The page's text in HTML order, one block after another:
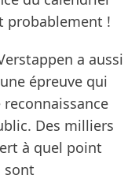
probablement !
a aussi
épreuve qui
Des milliers
à quel point
sont